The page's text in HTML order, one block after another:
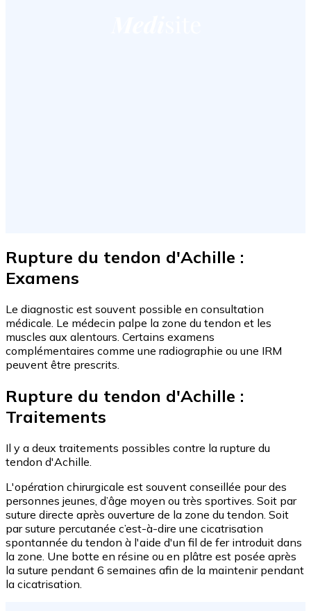
Rupture du tendon d'Achille :
Examens
Le diagnostic est souvent possible en consultation
médicale. Le médecin palpe la zone du tendon et les
muscles aux alentours. Certains examens
complémentaires comme une radiographie ou une IRM
peuvent être prescrits.
Rupture du tendon d'Achille :
Traitements
Il y a deux traitements possibles contre la rupture du
tendon d'Achille.
L'opération chirurgicale est souvent conseillée pour des
personnes jeunes, d’âge moyen ou très sportives. Soit par
suture directe après ouverture de la zone du tendon. Soit
par suture percutanée c’est-à-dire une cicatrisation
spontannée du tendon à l'aide d'un fil de fer introduit dans
la zone. Une botte en résine ou en plâtre est posée après
la suture pendant 6 semaines afin de la maintenir pendant
la cicatrisation.